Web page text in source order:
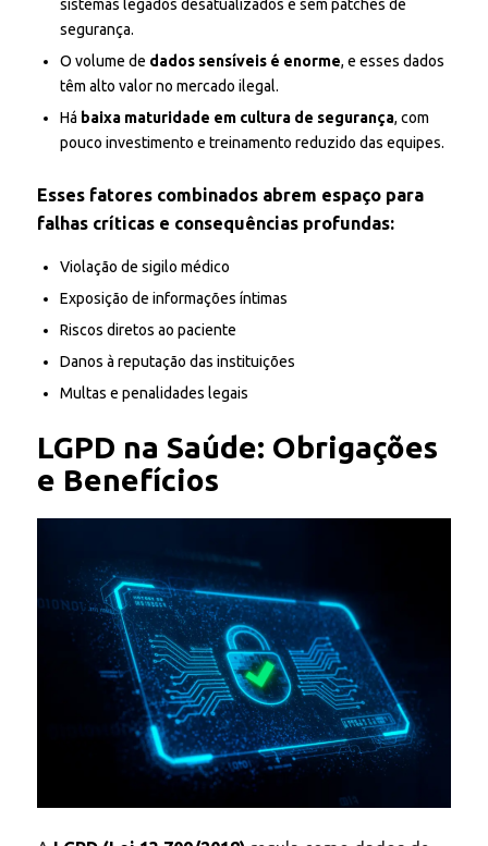
sistemas legados desatualizados e sem patches de
segurança.
O volume de dados sensíveis é enorme, e esses dados
têm alto valor no mercado ilegal.
Há baixa maturidade em cultura de segurança, com
pouco investimento e treinamento reduzido das equipes.
Esses fatores combinados abrem espaço para
falhas críticas e consequências profundas:
Violação de sigilo médico
Exposição de informações íntimas
Riscos diretos ao paciente
Danos à reputação das instituições
Multas e penalidades legais
LGPD na Saúde: Obrigações
e Benefícios